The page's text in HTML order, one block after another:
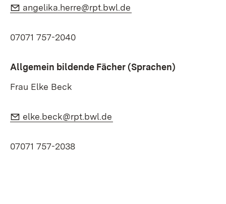
E-Mail:
angelika.herre@rpt.bwl.de
07071 757-2040
Allgemein bildende Fächer (Sprachen)
Frau Elke Beck
E-Mail:
elke.beck@rpt.bwl.de
07071 757-2038